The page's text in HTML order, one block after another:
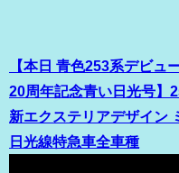
【本日 青色253系デビュ
20周年記念青い日光号】
新エクステリアデザイン
日光線特急車全車種